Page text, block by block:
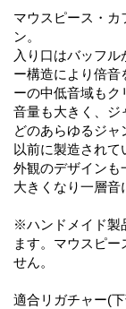
マウスピース・カ
ン。
入り口はバッフ
ー構造により倍音
ーの中低音域もク
音量も大きく、ジ
どのあらゆるジャ
以前に製造されて
外観のデザインも
大きくなり一層音
※ハンドメイド製
ます。マウスピ
せん。
適合リガチャー(